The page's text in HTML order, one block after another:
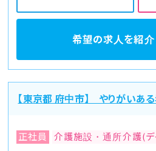
希望の求人を紹介
【東京都 府中市】 やりがいあ
正社員 介護施設・通所介護(デ